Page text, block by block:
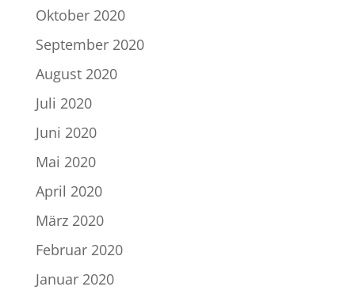
Oktober 2020
September 2020
August 2020
Juli 2020
Juni 2020
Mai 2020
April 2020
März 2020
Februar 2020
Januar 2020